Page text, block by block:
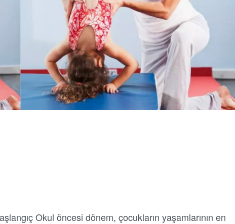
Okul öncesi dönem, çocukların yaşamlarının en